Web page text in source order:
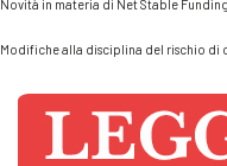
Novità in materia di Net Stable
Modifiche alla disciplina del rischio di